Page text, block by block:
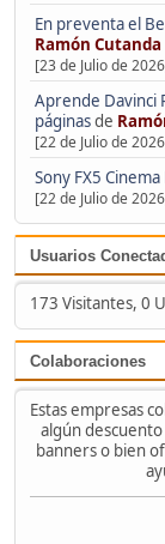
En preventa el
Ramón Cutanda
[23 de Julio de
Aprende Davinci
páginasde
[22 de Julio de
Sony FX5 Cinema
[22 de Julio de
Usuarios
173 Visitantes, 0
Colaboraciones
Estas empresas
algún
banners o bien